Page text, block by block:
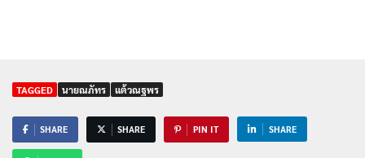
TAGGED นายณภัทร แต้วณฐพร
SHARE SHARE PIN IT SHARE